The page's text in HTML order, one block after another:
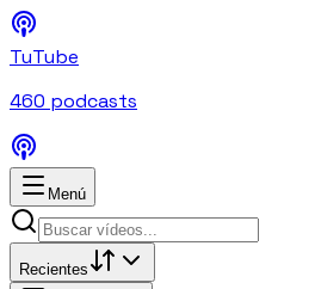
TuTube
460 podcasts
Menú
Recientes